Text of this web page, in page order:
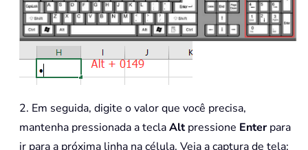
2. Em seguida, digite o valor que você precisa,
mantenha pressionada a teclaAltpressione Enterpara
ir para a próxima linha na célula. Veja a captura de tela: